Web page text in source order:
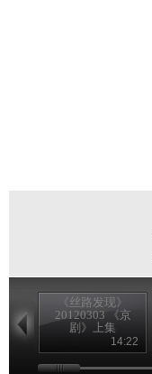
《丝路发现》
20120303 《京
剧》上集
14:22